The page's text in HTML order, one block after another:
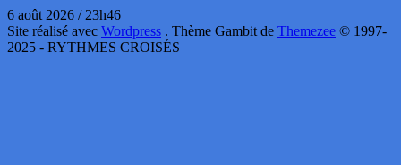
6 août 2026 / 23h46
Site réalisé avec Wordpress . Thème Gambit de Themezee © 1997-
2025 - RYTHMES CROISÉS